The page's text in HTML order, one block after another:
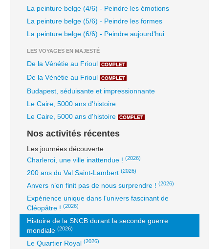
La peinture belge (4/6) - Peindre les émotions
La peinture belge (5/6) - Peindre les formes
La peinture belge (6/6) - Peindre aujourd'hui
LES VOYAGES EN MAJESTÉ
De la Vénétie au Frioul COMPLET
De la Vénétie au Frioul COMPLET
Budapest, séduisante et impressionnante
Le Caire, 5000 ans d’histoire
Le Caire, 5000 ans d'histoire
COMPLET
Nos activités récentes
Les journées découverte
Charleroi, une ville inattendue ! (2026)
200 ans du Val Saint-Lambert (2026)
Anvers n’en finit pas de nous surprendre ! (2026)
Expérience unique dans l’univers fascinant de
Cléopâtre ! (2026)
Histoire de la SNCB durant la seconde guerre
mondiale (2026)
Le Quartier Royal (2026)